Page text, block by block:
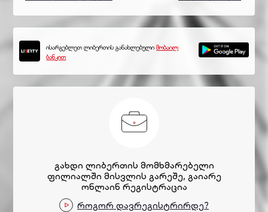
ისარგებლეთ ლიბერთის განახლებულიმობაილ
ბანკით
გახდი ლიბერთის მომხმარებელი
ფილიალში მისვლის გარეშე, გაიარე
ონლაინ რეგისტრაცია
როგორ დავრეგისტრირდე?